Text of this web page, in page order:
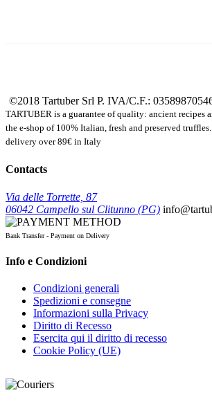
©2018 Tartuber Srl P. IVA/C.F.:
TARTUBER is a guarantee of quality: ancient recipes
the e-shop of 100% Italian, fresh and preserved
delivery over 89€ in Italy
Contacts
Via delle Torrette, 87
06042 Campello sul Clitunno (PG)
Bank Transfer - Payment on Delivery
Info e Condizioni
Condizioni generali
Spedizioni e consegne
Informazioni sulla Privacy
Diritto di Recesso
Esercita qui il diritto di recesso
Cookie Policy (UE)